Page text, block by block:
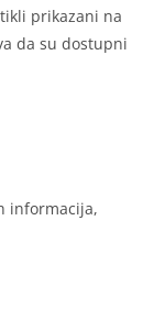
prikazani na
da su dostupni
informacija,